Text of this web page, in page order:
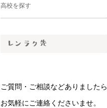
高校を探す
ご質問・ご相談などありましたら
お気軽にご連絡くださいませ。